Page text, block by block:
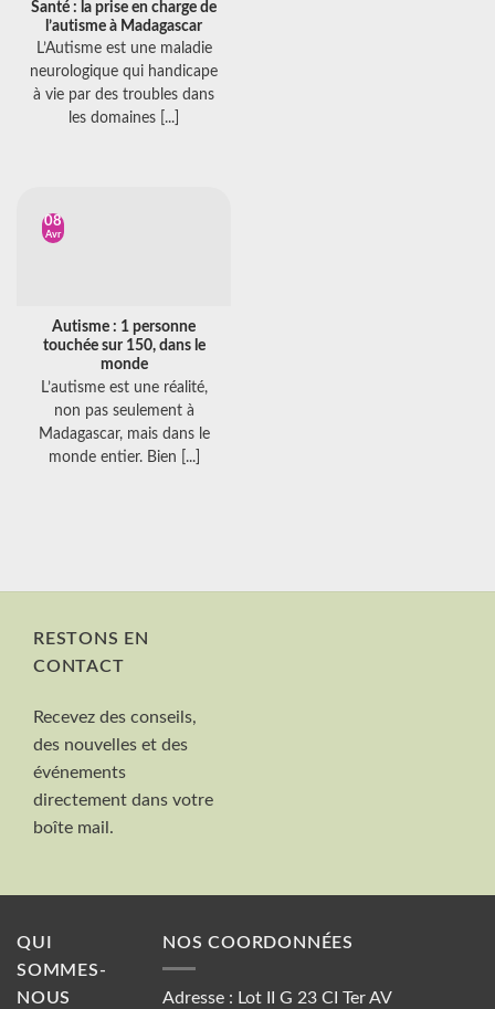
Santé : la prise en charge de
l’autisme à Madagascar
L’Autisme est une maladie
neurologique qui handicape
à vie par des troubles dans
les domaines [...]
Autisme : 1 personne
touchée sur 150, dans le
monde
L’autisme est une réalité,
non pas seulement à
Madagascar, mais dans le
monde entier. Bien [...]
08
Avr
RESTONS EN
CONTACT
Recevez des conseils,
des nouvelles et des
événements
directement dans votre
boîte mail.
QUI
SOMMES-
NOUS
NOS COORDONNÉES
Adresse : Lot II G 23 CI Ter AV